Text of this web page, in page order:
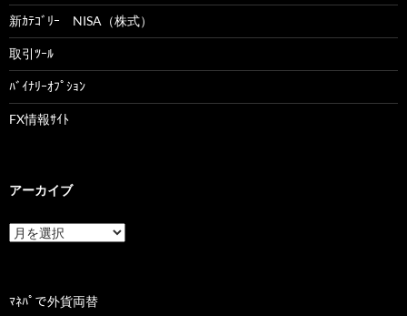
新ｶﾃｺﾞﾘｰ NISA（株式）
取引ﾂｰﾙ
ﾊﾞｲﾅﾘｰｵﾌﾟｼｮﾝ
FX情報ｻｲﾄ
アーカイブ
ア
ー
ブ
ﾏﾈﾊﾟで外貨両替